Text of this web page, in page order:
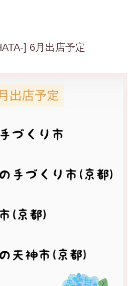
] 6月出店予定